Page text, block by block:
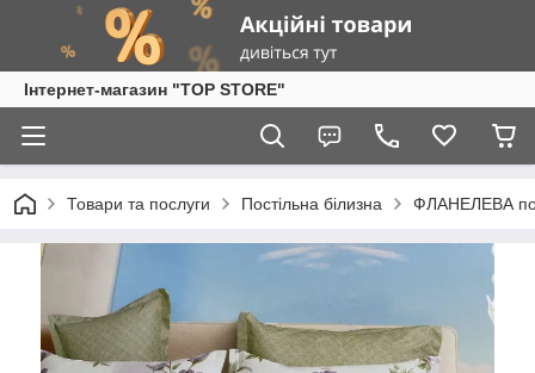
Інтернет-магазин "TOP STORE"
Товари та послуги Постільна білизна ФЛАНЕЛЕВА